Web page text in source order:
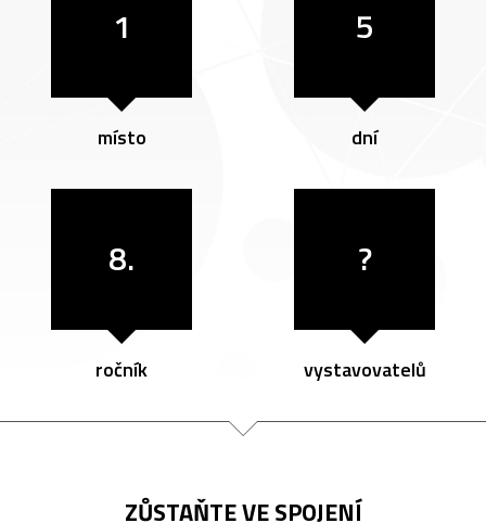
1
místo
5
dní
8.
ročník
?
vystavovatelů
ZŮSTAŇTE VE SPOJENÍ